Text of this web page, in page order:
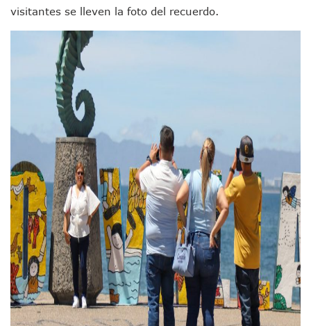
Ra Aguilar Acompaña A Cientos De Familias En Las
Colectivos Piden A Lemus Más Ministerios Públicos Para
Avenida Federación En Puerto Vallarta Registra 80% De
Caída De “El Mencho” Elevó Percepción De Inseguridad
Mercado Vallarta Incluye Reúne A Emprendedores Locales
Morenistas Imparten Taller En Puerto Vallarta
CEDHJ Señala Violaciones A Derechos De Víctima De
Ayutla Bajo Investigación Tras Reporte De Posible
Maleza Crece En Camellones De La Principal Avenida
Lluvias E Inundaciones No Detienen El Transporte Público
Bruno Blancas Reúne A Especialistas Para Analizar La
Entregan Aparato Auditivo A Don Juan Ramírez En Puerto
Juan Carlos Castro Realiza Asamblea Informativa En La
Huracán En Formación Podría Generar Oleaje Elevado En
Viajar A Puerto Vallarta Este Verano Puede Costar Hasta
visitantes se lleven la foto del recuerdo.